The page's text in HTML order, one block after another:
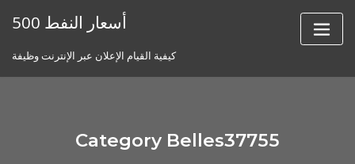
أسعار النفط 500
كيفية القيام الإعلان عبر الإنترنت وظيفة
Category Belles37755